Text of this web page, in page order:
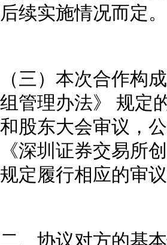
后续实施情况而定。
（三）本次合作构
组管理办法》 规定
和股东大会审议，
《深圳证券交易所
规定履行相应的审议
二、协议对方的基